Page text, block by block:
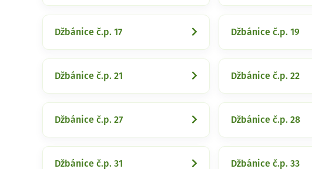
Džbánice č.p. 17 Džbánice č.p. 19
Džbánice č.p. 21 Džbánice č.p. 22
Džbánice č.p. 27 Džbánice č.p. 28
Džbánice č.p. 31 Džbánice č.p. 33